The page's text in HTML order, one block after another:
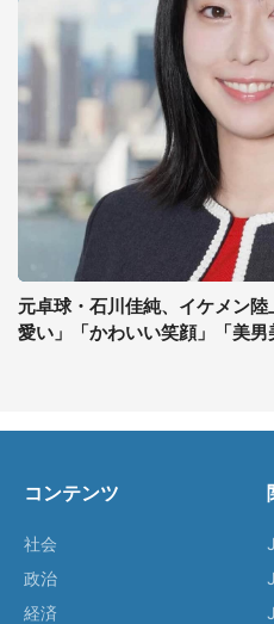
元卓球・石川佳純、イケメン
愛い」「かわいい笑顔」「美
コンテンツ
社会
政治
経済